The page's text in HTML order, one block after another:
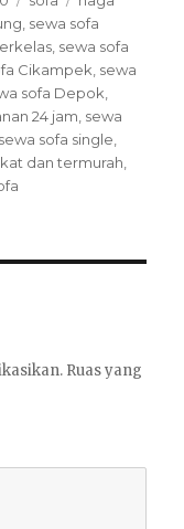
sewa sofa
sewa sofa
Cikampek sewa
sofa Depok
24 jam sewa
sewa sofa single
dan termurah
Ruas yang